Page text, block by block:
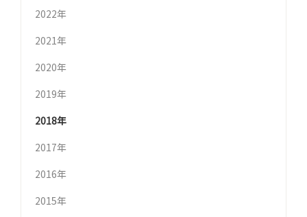
2022年
2021年
2020年
2019年
2018年
2017年
2016年
2015年